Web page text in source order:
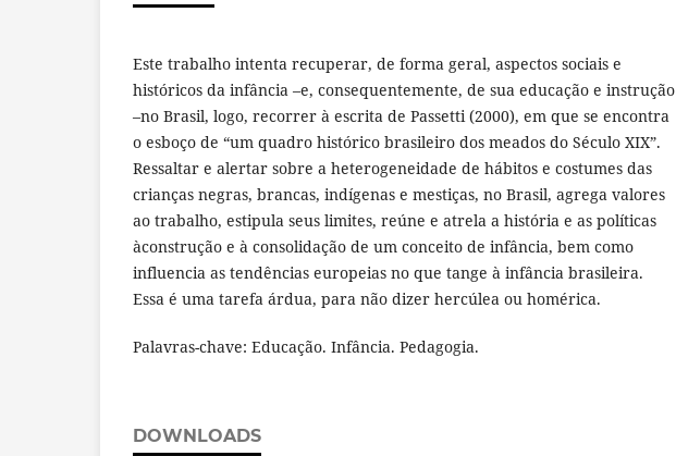
Este trabalho intenta recuperar, de forma geral, aspectos sociais e
históricos da infância –e, consequentemente, de sua educação e instrução
–no Brasil, logo, recorrer à escrita de Passetti (2000), em que se encontra
o esboço de “um quadro histórico brasileiro dos meados do Século XIX”.
Ressaltar e alertar sobre a heterogeneidade de hábitos e costumes das
crianças negras, brancas, indígenas e mestiças, no Brasil, agrega valores
ao trabalho, estipula seus limites, reúne e atrela a história e as políticas
àconstrução e à consolidação de um conceito de infância, bem como
influencia as tendências europeias no que tange à infância brasileira.
Essa é uma tarefa árdua, para não dizer hercúlea ou homérica.
Palavras-chave: Educação. Infância. Pedagogia.
DOWNLOADS